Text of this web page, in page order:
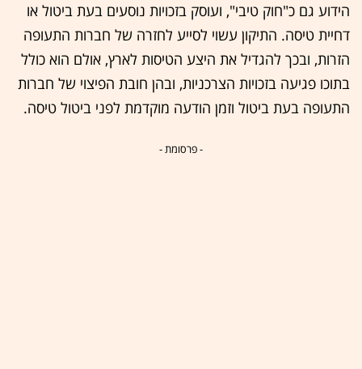
הידוע גם כ"חוק טיבי", ועוסק בזכויות נוסעים בעת ביטול או
דחיית טיסה. התיקון עשוי לסייע לחזרה של חברות התעופה
הזרות, ובכך להגדיל את היצע הטיסות לארץ, אולם הוא כולל
בתוכו פגיעה בזכויות הצרכניות, ובהן חובת הפיצוי של חברות
התעופה בעת ביטול וזמן הודעה מוקדמת לפני ביטול טיסה.
- פרסומת -